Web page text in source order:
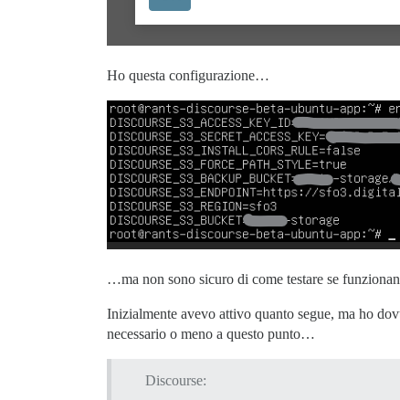
Ho questa configurazione…
…ma non sono sicuro di come testare se
Inizialmente avevo attivo quanto segue, ma ho
necessario o meno a questo punto…
Discourse: